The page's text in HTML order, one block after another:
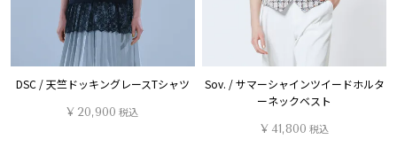
DSC / 天竺ドッキングレースTシャツ
¥ 20,900 税込
Sov. / サマーシャインツイードホルタ
ーネックベスト
¥ 41,800 税込